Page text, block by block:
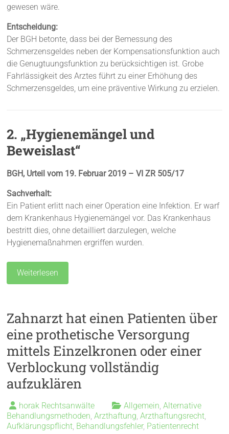
gewesen wäre.
Entscheidung:
Der BGH betonte, dass bei der Bemessung des
Schmerzensgeldes neben der Kompensationsfunktion auch
die Genugtuungsfunktion zu berücksichtigen ist. Grobe
Fahrlässigkeit des Arztes führt zu einer Erhöhung des
Schmerzensgeldes, um eine präventive Wirkung zu erzielen.
2. „Hygienemängel und
Beweislast“
BGH, Urteil vom 19. Februar 2019 – VI ZR 505/17
Sachverhalt:
Ein Patient erlitt nach einer Operation eine Infektion. Er warf
dem Krankenhaus Hygienemängel vor. Das Krankenhaus
bestritt dies, ohne detailliert darzulegen, welche
Hygienemaßnahmen ergriffen wurden.
Weiterlesen
Zahnarzt hat einen Patienten über
eine prothetische Versorgung
mittels Einzelkronen oder einer
Verblockung vollständig
aufzuklären
horak Rechtsanwälte Allgemein ,Alternative
Behandlungsmethoden ,Arzthaftung ,Arzthaftungsrecht
Aufklärungspflicht Behandlungsfehler, Patientenrecht